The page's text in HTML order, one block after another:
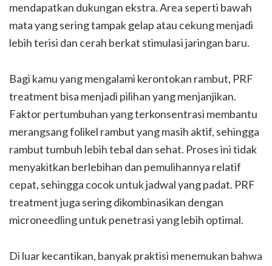
mendapatkan dukungan ekstra. Area seperti bawah
mata yang sering tampak gelap atau cekung menjadi
lebih terisi dan cerah berkat stimulasi jaringan baru.
Bagi kamu yang mengalami kerontokan rambut, PRF
treatment bisa menjadi pilihan yang menjanjikan.
Faktor pertumbuhan yang terkonsentrasi membantu
merangsang folikel rambut yang masih aktif, sehingga
rambut tumbuh lebih tebal dan sehat. Proses ini tidak
menyakitkan berlebihan dan pemulihannya relatif
cepat, sehingga cocok untuk jadwal yang padat. PRF
treatment juga sering dikombinasikan dengan
microneedling untuk penetrasi yang lebih optimal.
Di luar kecantikan, banyak praktisi menemukan bahwa